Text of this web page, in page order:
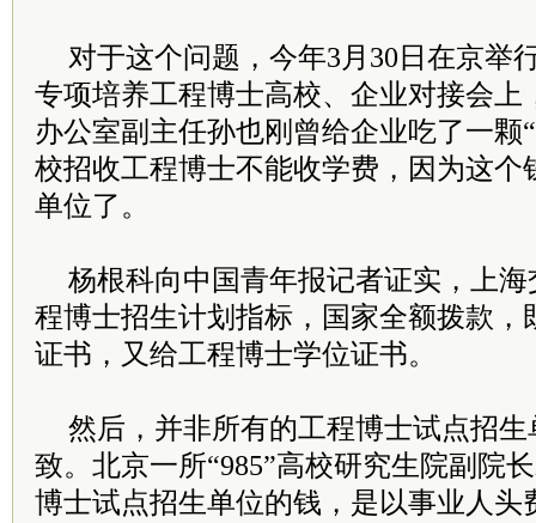
对于这个问题，今年3月30日在京举
专项培养工程博士高校、企业对接会上
办公室副主任孙也刚曾给企业吃了一颗
校招收工程博士不能收学费，因为这个
单位了。
杨根科向中国青年报记者证实，上
程博士招生计划指标，国家全额拨款，
证书，又给工程博士学位证书。
然后，并非所有的工程博士试点招
致。北京一所“985”高校研究生院副院
博士试点招生单位的钱，是以事业人头